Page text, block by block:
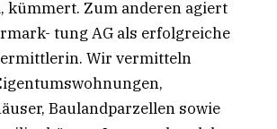
kümmert. Zum anderen agiert
tung AG als erfolgreiche
Wir vermitteln
Baulandparzellen sowie